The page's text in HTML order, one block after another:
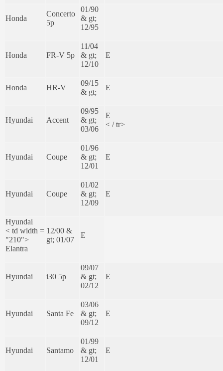
Honda
Concerto
5p
01/90
& gt;
12/95
Honda FR-V 5p
11/04
& gt;
12/10
E
Honda HR-V
09/15
& gt;
E
Hyundai Accent
09/95
& gt;
03/06
E
< / tr>
Hyundai Coupe
01/96
& gt;
12/01
E
Hyundai Coupe
01/02
& gt;
12/09
E
Hyundai
< td width =
"210">
Elantra
12/00 &
gt; 01/07
E
Hyundai i30 5p
09/07
& gt;
02/12
E
Hyundai Santa Fe
03/06
& gt;
09/12
E
Hyundai Santamo
01/99
& gt;
12/01
E